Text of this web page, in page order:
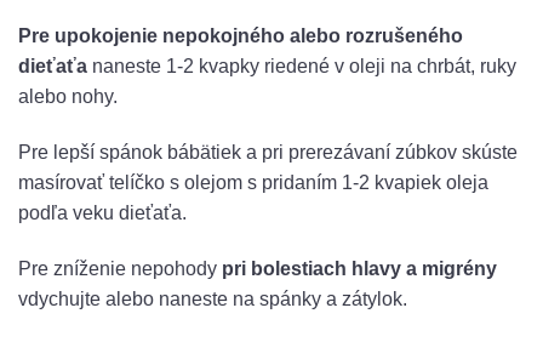
Pre upokojenie nepokojného alebo rozrušeného
dieťaťa naneste 1-2 kvapky riedené v oleji na chrbát, ruky
alebo nohy.
Pre lepší spánok bábätiek a pri prerezávaní zúbkov skúste
masírovať telíčko s olejom s pridaním 1-2 kvapiek oleja
podľa veku dieťaťa.
Pre zníženie nepohody pri bolestiach hlavy a migrény
vdychujte alebo naneste na spánky a zátylok.